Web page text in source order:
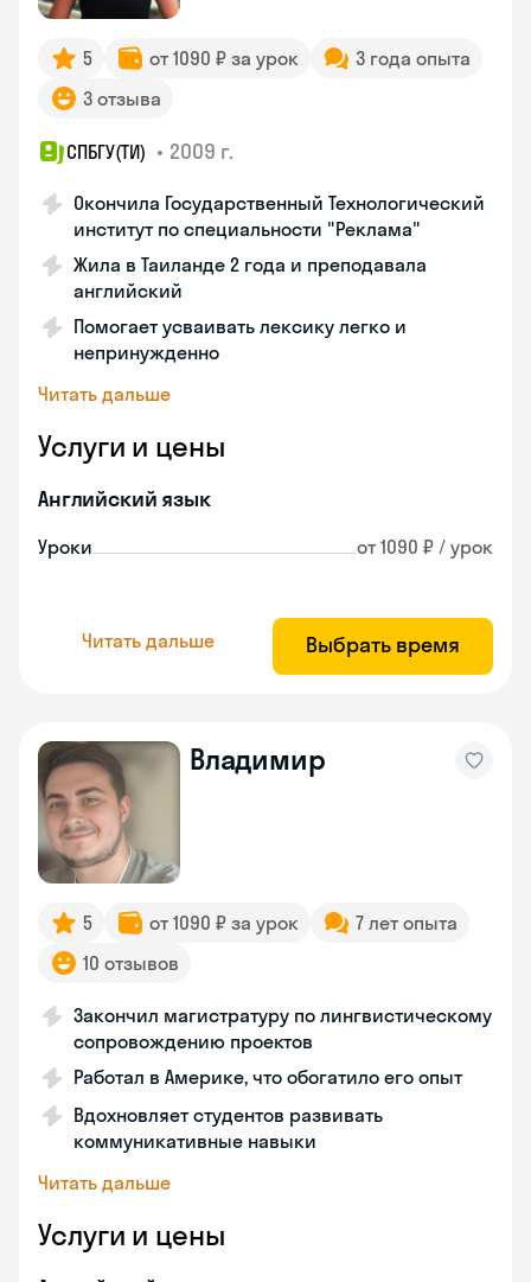
5 от 1090 ₽ за урок
3 года опыта
3 отзыва
СПБГУ(ТИ) • 2009 г.
Окончила Государственный Технологический
институт по специальности "Реклама"
Жила в Таиланде 2 года и преподавала
английский
Помогает усваивать лексику легко и
непринужденно
Читать дальше
Услуги и цены
Английский язык
Уроки от 1090 ₽ / урок
Читать дальше Выбрать время
Владимир
5 от 1090 ₽ за урок
7 лет опыта
10 отзывов
Закончил магистратуру по лингвистическому
сопровождению проектов
Работал в Америке, что обогатило его опыт
Вдохновляет студентов развивать
коммуникативные навыки
Читать дальше
Услуги и цены